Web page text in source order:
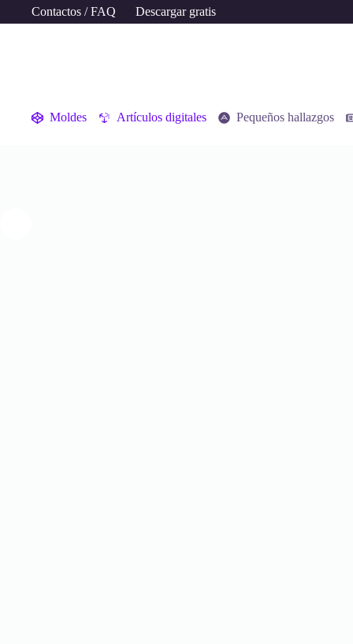
Contactos / FAQ Descargar gratis
Moldes Artículos digitales Pequeños hallazgos